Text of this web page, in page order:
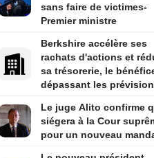
sans faire de victimes-
Premier ministre
Berkshire accélère ses
rachats d'actions et
sa trésorerie, le
dépassant les
Le juge Alito confirme
siégera à la Cour
pour un nouveau